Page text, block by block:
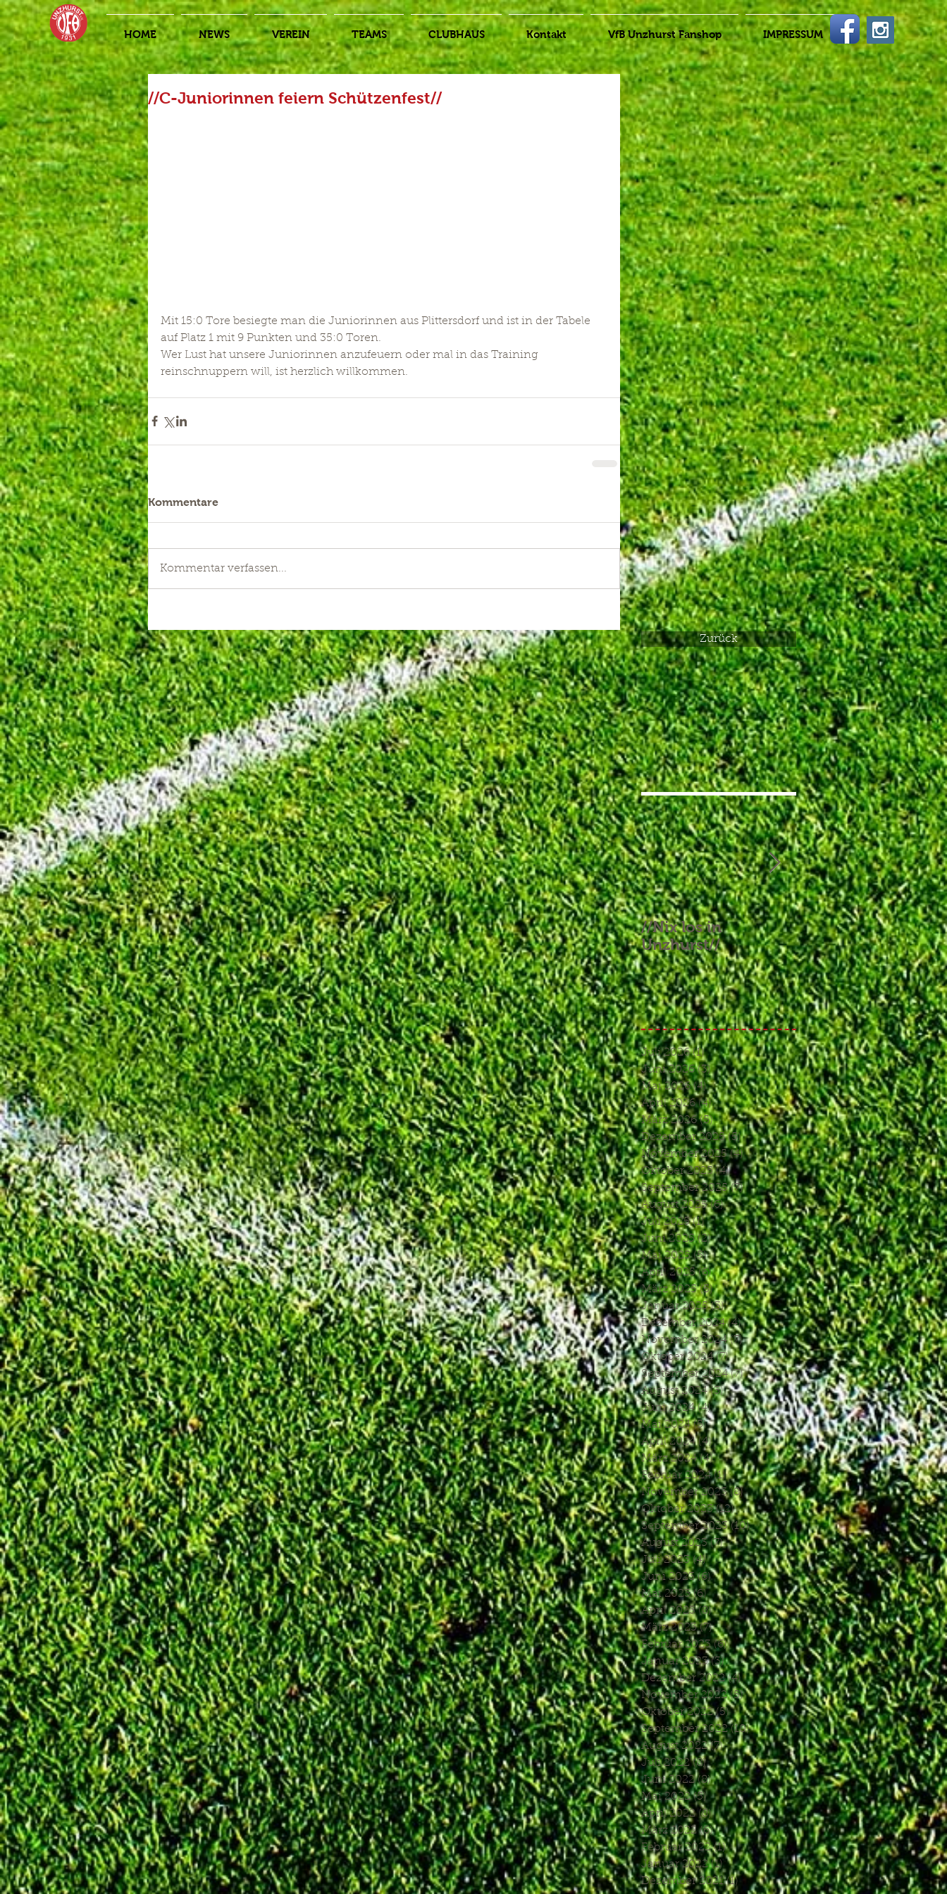
HOME NEWS VEREIN TEAMS CLUBHAUS Kontakt VfB Unzhurst Fanshop IMPRESSUM
//C-Juniorinnen feiern Schützenfest//
Mit 15:0 Tore besiegte man die Juniorinnen aus Plittersdorf und ist in der Tabele
auf Platz 1 mit 9 Punkten und 35:0 Toren.
Wer Lust hat unsere Juniorinnen anzufeuern oder mal in das Training
reinschnuppern will, ist herzlich willkommen.
Kommentare
Kommentar verfassen...
Zurück
//Nix los in
Unzhurst//
//Aufgebrauchtes
Glück und ein
Endspiel, das keines
war//
Juli 2026 (1)1 Beitrag
Juni 2026 (3)3 Beiträge
Mai 2026 (4)4 Beiträge
April 2026 (4)4 Beiträge
März 2026 (5)5 Beiträge
Dezember 2025 (5)5 Beiträge
November 2025 (4)4 Beiträge
Oktober 2025 (4)4 Beiträge
September 2025 (7)7 Beiträge
August 2025 (6)6 Beiträge
Juli 2025 (1)1 Beitrag
Juni 2025 (2)2 Beiträge
Mai 2025 (5)5 Beiträge
April 2025 (6)6 Beiträge
März 2025 (5)5 Beiträge
Januar 2025 (3)3 Beiträge
Dezember 2024 (4)4 Beiträge
November 2024 (7)7 Beiträge
Oktober 2024 (7)7 Beiträge
September 2024 (7)7 Beiträge
August 2024 (3)3 Beiträge
Juni 2024 (4)4 Beiträge
Mai 2024 (5)5 Beiträge
April 2024 (4)4 Beiträge
März 2024 (4)4 Beiträge
Februar 2024 (1)1 Beitrag
November 2023 (8)8 Beiträge
Oktober 2023 (12)12 Beiträge
September 2023 (10)10 Beiträge
August 2023 (7)7 Beiträge
Juli 2023 (4)4 Beiträge
Juni 2023 (6)6 Beiträge
Mai 2023 (6)6 Beiträge
April 2023 (8)8 Beiträge
März 2023 (7)7 Beiträge
Februar 2023 (6)6 Beiträge
Januar 2023 (3)3 Beiträge
Dezember 2022 (4)4 Beiträge
November 2022 (5)5 Beiträge
Oktober 2022 (5)5 Beiträge
September 2022 (10)10 Beiträge
August 2022 (7)7 Beiträge
Juli 2022 (8)8 Beiträge
Juni 2022 (8)8 Beiträge
Mai 2022 (5)5 Beiträge
April 2022 (8)8 Beiträge
März 2022 (6)6 Beiträge
Februar 2022 (1)1 Beitrag
Januar 2022 (1)1 Beitrag
Dezember 2021 (1) 1 Beitrag